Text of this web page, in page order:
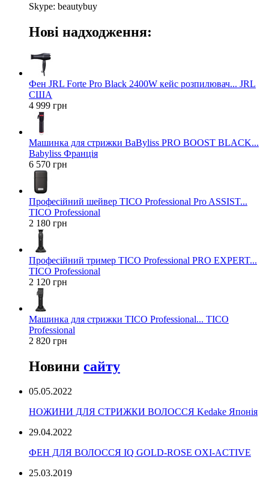
Skype: beautybuy
Нові надходження:
Фен JRL Forte Pro Black 2400W кейс розпилювач... JRL
США
4 999 грн
Машинка для стрижки BaByliss PRO BOOST BLACK...
Babyliss Франція
6 570 грн
Професійний шейвер TICO Professional Pro ASSIST...
TICO Professional
2 180 грн
Професійний тример TICO Professional PRO EXPERT...
TICO Professional
2 120 грн
Машинка для стрижки TICO Professional... TICO
Professional
2 820 грн
Новини сайту
05.05.2022
НОЖИНИ ДЛЯ СТРИЖКИ ВОЛОССЯ Kedake Японія
29.04.2022
ФЕН ДЛЯ ВОЛОССЯ IQ GOLD-ROSE OXI-ACTIVE
25.03.2019